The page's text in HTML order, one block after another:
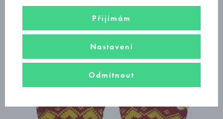
Přijímám
Nastavení
Odmítnout